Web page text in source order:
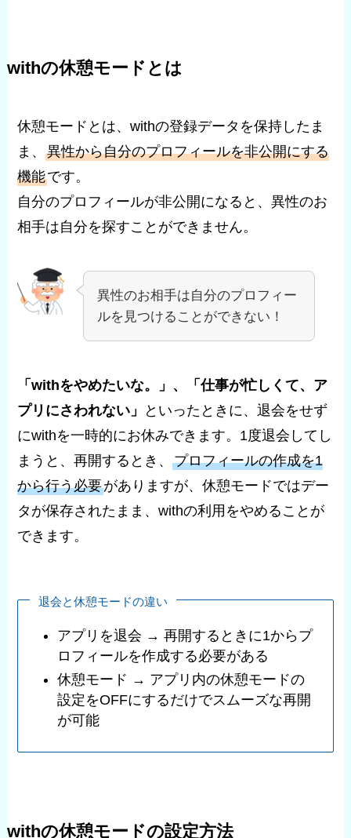
withの休憩モードとは
休憩モードとは、withの登録データを保持したま
ま、異性から自分のプロフィールを非公開にする
機能です。
自分のプロフィールが非公開になると、異性のお
相手は自分を探すことができません。
異性のお相手は自分のプロフィー
ルを見つけることができない！
「withをやめたいな。」、「仕事が忙しくて、ア
プリにさわれない」
といったときに、退会をせず
にwithを一時的にお休みできます。1度退会してし
まうと、再開するとき、プロフィールの作成を1
から行う必要がありますが、休憩モードではデー
タが保存されたまま、withの利用をやめることが
できます。
退会と休憩モードの違い
アプリを退会 → 再開するときに1からプ
ロフィールを作成する必要がある
休憩モード → アプリ内の休憩モードの
設定をOFFにするだけでスムーズな再開
が可能
withの休憩モードの設定方法